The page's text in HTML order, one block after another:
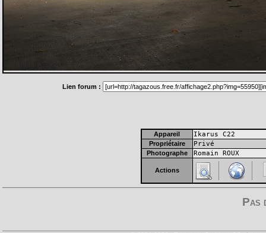
Lien forum :
Appareil Ikarus C22
Propriétaire Privé
Photographe Romain ROUX
Actions
Pas